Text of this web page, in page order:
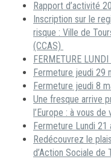
Rapport d’activité
Inscription sur le
risque : Ville de
(CCAS)
FERMETURE
Fermeture jeudi 29
Fermeture jeudi 8
Une fresque arrive
l’Europe : à vous de
Fermeture Lundi 21
Redécouvrez le
d’Action Sociale de